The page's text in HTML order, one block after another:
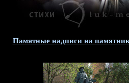
Памятные надписи на